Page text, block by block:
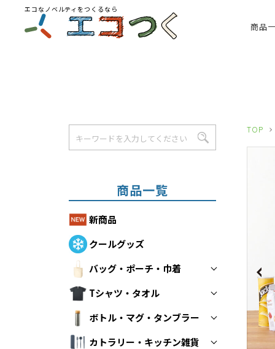
エコなノベルティをつくるなら
商品
TOP
Previous
商品一覧
新商品
クールグッズ
バッグ・ポーチ・巾着
トートバッグ
折りたたみエコバッグ
不織布バッグ
Tシャツ・タオル
Tシャツ
タオル
ボトル・マグ・タンブラー
ボトル
カトラリー・キッチン雑貨